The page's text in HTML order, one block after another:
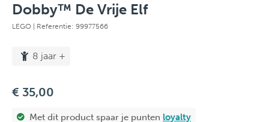
Dobby™ De Vrije Elf
LEGO | Referentie: 99977566
8 jaar +
€ 35,00
Met dit product spaar je punten loyalty